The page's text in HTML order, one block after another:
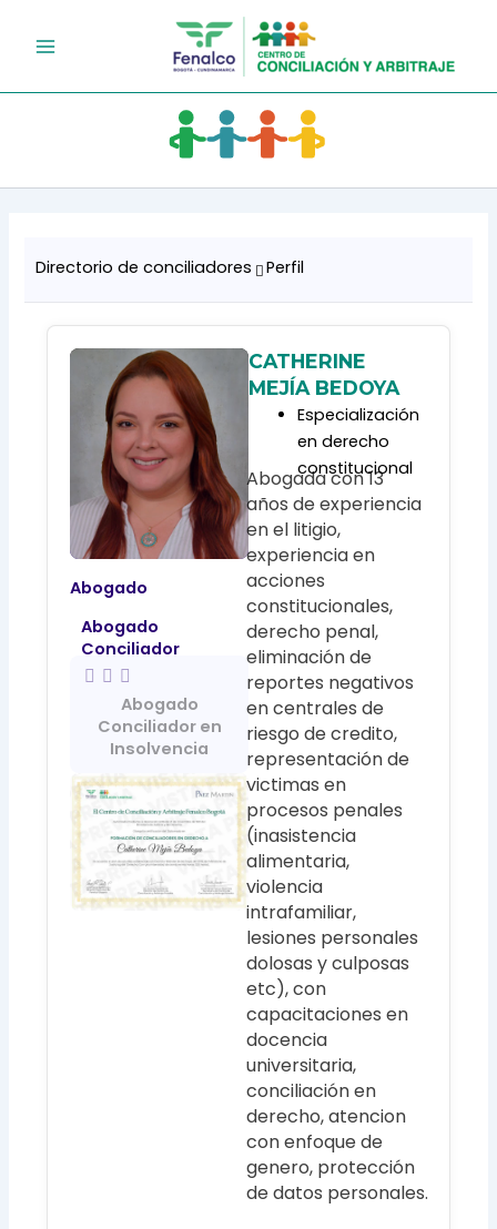
Directorio de conciliadores Perfil
Abogado
Abogado
Conciliador
Abogado
Conciliador en
Insolvencia
CATHERINE
MEJÍA BEDOYA
Especialización
en derecho
constitucional
Abogada con 13
años de experiencia
en el litigio,
experiencia en
acciones
constitucionales,
derecho penal,
eliminación de
reportes negativos
en centrales de
riesgo de credito,
representación de
victimas en
procesos penales
(inasistencia
alimentaria,
violencia
intrafamiliar,
lesiones personales
dolosas y culposas
etc), con
capacitaciones en
docencia
universitaria,
conciliación en
derecho, atencion
con enfoque de
genero, protección
de datos personales.